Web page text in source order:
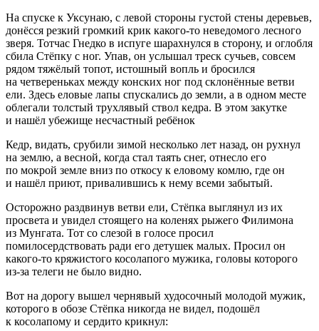
На спуске к Уксунаю, с левой стороны густой стены деревьев,
донёсся резкий громкий крик какого-то неведомого лесного
зверя. Тотчас Гнедко в испуге шарахнулся в сторону, и оглобля
сбила Стёпку с ног. Упав, он услышал треск сучьев, совсем
рядом тяжёлый топот, истошный вопль и бросился
на четвереньках между конских ног под склонённые ветви
ели. Здесь еловые лапы спускались до земли, а в одном месте
облегали толстый трухлявый ствол кедра. В этом закутке
и нашёл убежище несчастный ребёнок
Кедр, видать, срубили зимой несколько лет назад, он рухнул
на землю, а весной, когда стал таять снег, отнесло его
по мокрой земле вниз по откосу к еловому комлю, где он
и нашёл приют, привалившись к нему всеми забытый.
Осторожно раздвинув ветви ели, Стёпка выглянул из их
просвета и увидел стоящего на коленях рыжего Филимона
из Мунгата. Тот со слезой в голосе просил
помилосердствовать ради его детушек малых. Просил он
какого-то кряжистого косолапого мужика, головы которого
из-за телеги не было видно.
Вот на дорогу вышел чернявый худосочный молодой мужик,
которого в обозе Стёпка никогда не видел, подошёл
к косолапому и сердито крикнул: